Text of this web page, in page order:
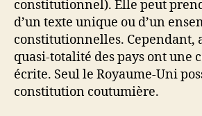
constitutionnel). Elle peut
d’un texte unique ou d’un
constitutionnelles. Cependant,
quasi-totalité des pays ont une
écrite. Seul le Royaume-Uni
constitution coutumière.